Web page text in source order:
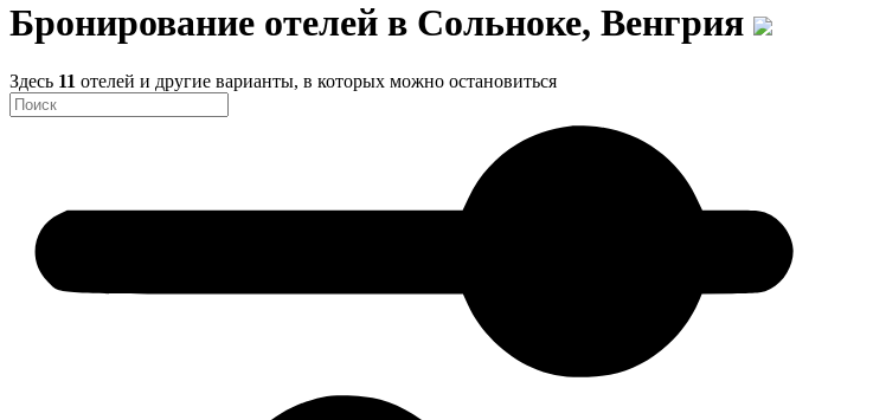
Бронирование отелей в Сольноке, Венгрия
Здесь 11 отелей и другие варианты, в которых можно остановиться